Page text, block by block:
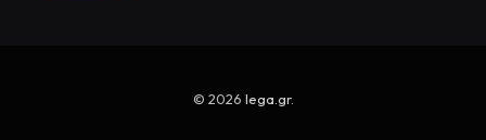
© 2026 lega.gr.